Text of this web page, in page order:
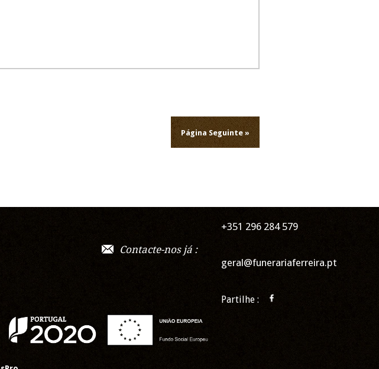
Página Seguinte »
+351 296 284 579
geral@funerariaferreira.pt
Partilhe :
Contacte-nos já :